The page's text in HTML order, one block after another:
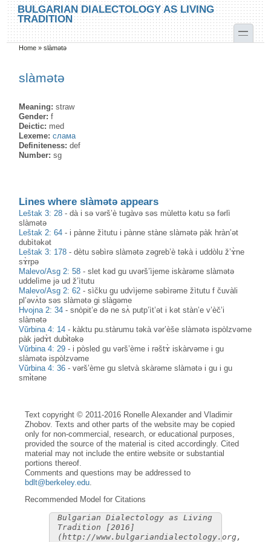
Skip to main content
Skip to search
BULGARIAN DIALECTOLOGY AS LIVING
TRADITION
toggle
You are here
Home »slàmətə
slàmətə
Meaning:straw
Gender:f
Deictic: med
Lexeme:слама
Definiteness:def
Number:sg
Lines where slàmətə appears
Leštak 3: 28 -dà i sə vərš’è tugàvə səs mùlettə kətu sə fərlì
slàmətə
Leštak 2: 64 - i pànne žìtutu i pànne stàne slàmətə pàk hràn’ət
dubìtəkət
Leštak 3: 178 -dètu səbìrə slàmətə zəgreb’è təkà i uddòlu ž’ɤ̀ne
sɤ̀rpə
Malevo/Asg 2: 58 -slet kəd gu uvərš’ìjeme iskàrəme slàmətə
uddelìme jə ud ž’ìtutu
Malevo/Asg 2: 62 -sìčku gu udvìjeme səbìrəme žìtutu f čuvàli
pl’əvʌ̀tə səs slàmətə gi slàgəme
Hvojna 2: 34 -snòpit’e də ne sʌ̀ putp’ìt’ət i kət stàn’e v’èč’i
slàmətə
Vŭrbina 4: 14 - kàktu pu.stàrumu təkà vər’èše slàmətə ispòlzvəme
pàk jədɤ̀t dubɨ̀təkə
Vŭrbina 4: 29 - i pòsled gu vərš’ème i rəštɤ̀ iskàrvəme i gu
slàmətə ispòlzvəme
Vŭrbina 4: 36 -vərš’ème gu sletvà skàrəme slàmətə i gu i gu
smɨ̀təne
Text copyright © 2011-2016 Ronelle Alexander and Vladimir
Zhobov. Texts and other parts of the website may be copied
only for non-commercial, research, or educational purposes,
provided the source of the material is cited accordingly. Cited
material may not include the entire website or substantial
portions thereof.
Comments and questions may be addressed to
bdlt@berkeley.edu.
Recommended Model for Citations
Bulgarian Dialectology as Living
Tradition [2016]
(http://www.bulgariandialectology.org,